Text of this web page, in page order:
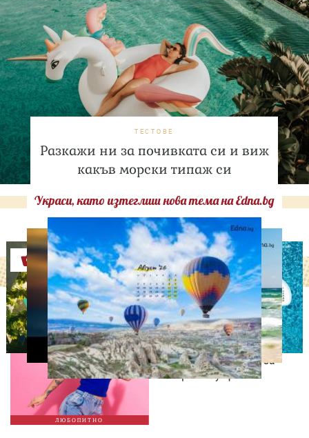
ТЕСТОВЕ
Разкажи ни за почивката си и виж
какъв морски типаж си
Украси, като изтеглиш нова тема на Edna.bg
Оферти
ЛЮБОПИТНО
МОДА И КРАСОТА
Край на високите токчета
и дамските чанти? Gen Z
променя правилата за
вечерния аутфит